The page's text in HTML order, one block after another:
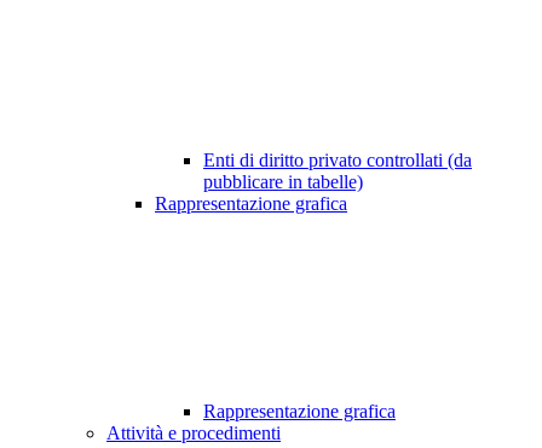
Enti di diritto privato controllati (da
pubblicare in tabelle)
Rappresentazione grafica
Rappresentazione grafica
Attività e procedimenti